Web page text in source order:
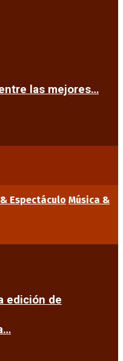
entre las mejores…
Espectáculo Música &
edición de